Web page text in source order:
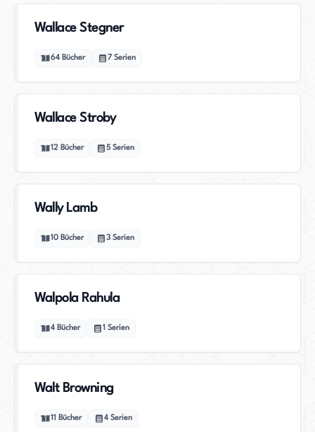
Wallace Stegner
64 Bücher 7 Serien
Wallace Stroby
12 Bücher 5 Serien
Wally Lamb
10 Bücher 3 Serien
Walpola Rahula
4 Bücher 1 Serien
Walt Browning
11 Bücher 4 Serien